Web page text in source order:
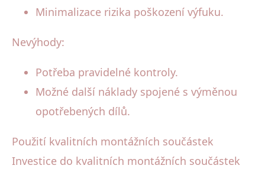
Minimalizace rizika poškození výfuku.
Nevýhody:
Potřeba pravidelné kontroly.
Možné další náklady spojené s výměnou
opotřebených dílů.
Použití kvalitních montážních součástek
Investice do kvalitních montážních součástek